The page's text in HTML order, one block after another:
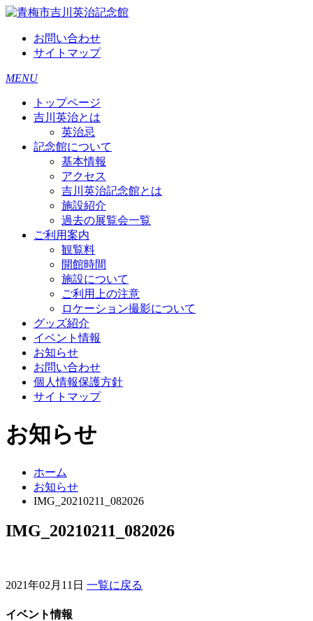
お問い合わせ
サイトマップ
MENU
トップページ
吉川英治とは
英治忌
記念館について
基本情報
アクセス
吉川英治記念館とは
施設紹介
過去の展覧会一覧
ご利用案内
観覧料
開館時間
施設について
ご利用上の注意
ロケーション撮影について
グッズ紹介
イベント情報
お知らせ
お問い合わせ
個人情報保護方針
サイトマップ
お知らせ
ホーム
お知らせ
IMG_20210211_082026
IMG_20210211_082026
2021年02月11日 一覧に戻る
イベント情報